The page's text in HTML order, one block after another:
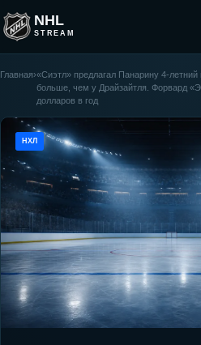
NHL
STREAM
Главная›«Сиэтл» предлагал Панарину 4-летний
больше, чем у Драйзайтля. Форвард
долларов в год
НХЛ